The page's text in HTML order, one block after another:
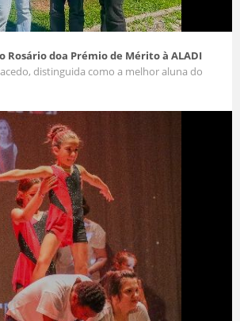
Rosário doa Prémio de Mérito à ALADI
distinguida como a melhor aluna do